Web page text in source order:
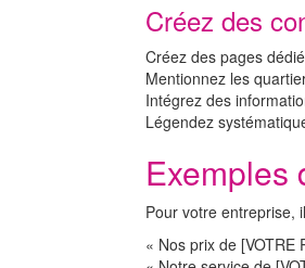
Créez des
Créez des pages
Mentionnez les
Intégrez des
Légendez
Exemples
Pour votre entreprise,
« Nos prix de [VOTRE